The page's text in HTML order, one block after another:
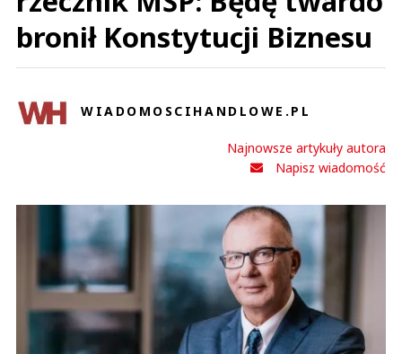
bronił Konstytucji Biznesu
WIADOMOSCIHANDLOWE.PL
Najnowsze artykuły autora
Napisz wiadomość